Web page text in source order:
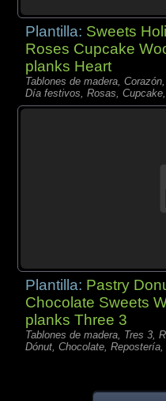
Plantilla: Sweets
Roses Cupcake
planks Heart
Tablones de madera,
Día festivos, Rosas, Cupcake,
Plantilla: Pastry
Chocolate Sweets
planks Three 3
Tablones de madera, Tres 3,
Dónut, Chocolate, Repostería,